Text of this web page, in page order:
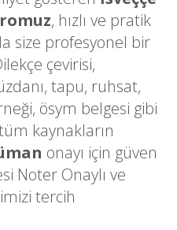
, hızlı ve pratik
size profesyonel bir
çevirisi,
tapu, ruhsat,
ösym belgesi gibi
kaynakların
onayı için güven
Noter Onaylı ve
tercih